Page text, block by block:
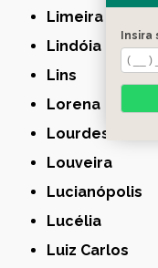
Limeira
Lindóia
Lins
Lorena
Lourdes
Louveira
Lucianópolis
Lucélia
Luiz Carlos